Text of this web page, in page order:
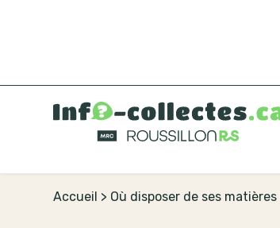
Accueil > Où disposer de ses matières